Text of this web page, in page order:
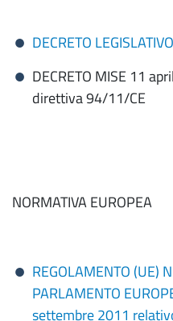
DECRETO
DECRETO MISE 11
direttiva 94/11/CE
NORMATIVA EUROPEA
REGOLAMENTO (UE)
PARLAMENTO
settembre 2011